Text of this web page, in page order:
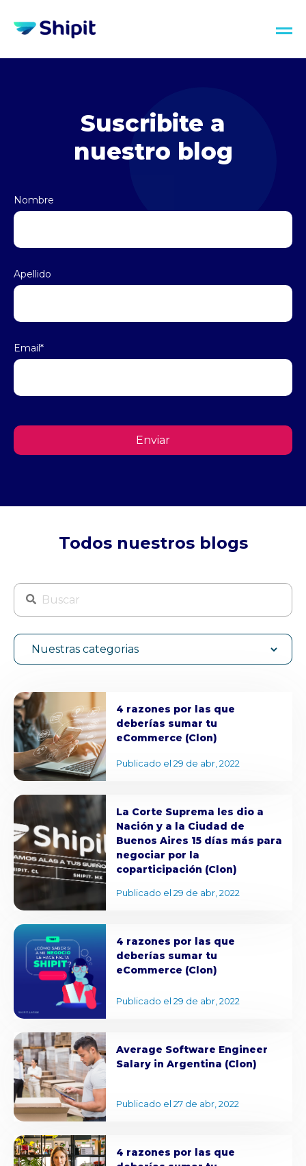
Suscribite a
nuestro blog
Nombre
Apellido
Email*
Todos nuestros blogs
Nuestras categorias
Publicado el 29 de abr, 2022
4 razones por las que
deberías sumar tu
eCommerce (Clon)
Publicado el 29 de abr, 2022
La Corte Suprema les dio a
Nación y a la Ciudad de
Buenos Aires 15 días más para
negociar por la
coparticipación (Clon)
Publicado el 29 de abr, 2022
4 razones por las que
deberías sumar tu
eCommerce (Clon)
Publicado el 27 de abr, 2022
Average Software Engineer
Salary in Argentina (Clon)
4 razones por las que